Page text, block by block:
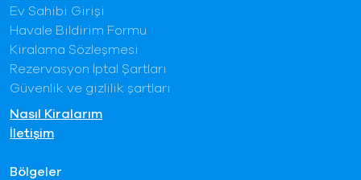
Bölgeler
Ev Sahibi Girişi
Havale Bildirim Formu
Kiralama Sözleşmesi
Rezervasyon İptal Şartları
Güvenlik ve gizlilik şartları
Nasıl Kiralarım
İletişim